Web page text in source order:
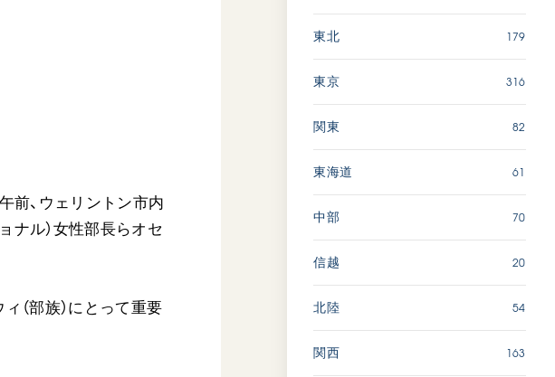
SDGs
「三つの花ことば」 関西吹
奏楽団
文化 音楽
動画
前、ウェリントン市内
ナル）女性部長らオセ
（部族）にとって重要
東北 179
東京 316
関東 82
東海道 61
中部 70
信越 20
北陸 54
関西 163